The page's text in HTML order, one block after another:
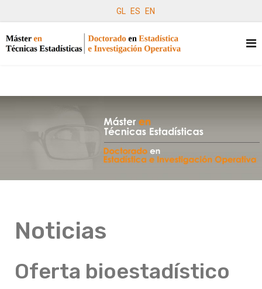
GL ES EN
Noticias
Oferta bioestadístico